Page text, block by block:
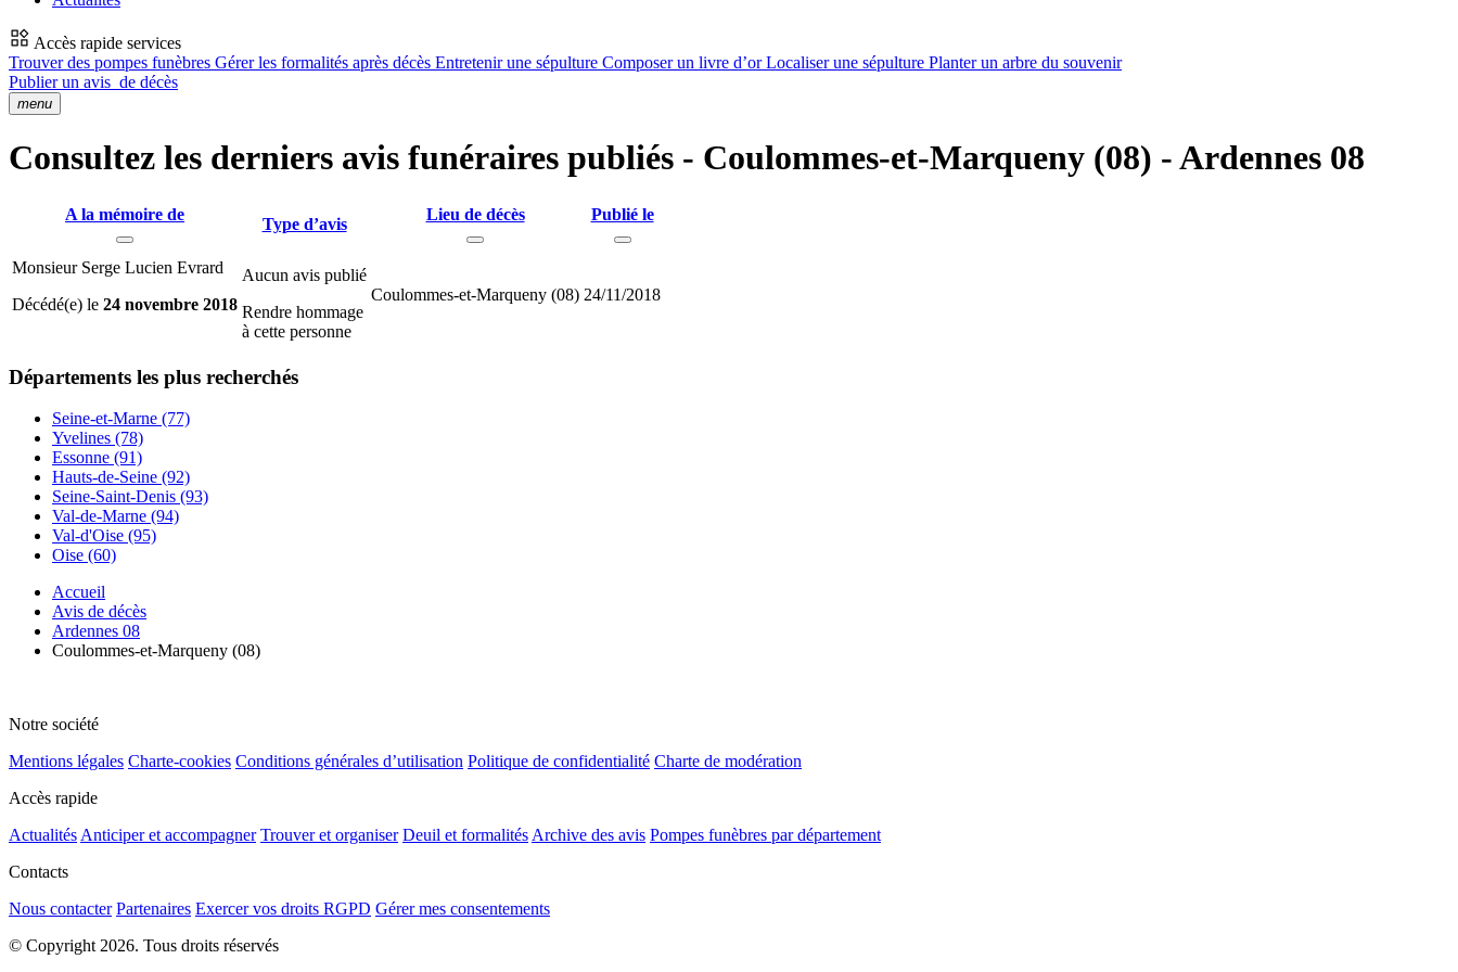
Accès rapide services
Trouver des pompes funèbres Gérer les formalités après décès Entretenir une sépulture Composer un livre d’orLocaliser une sépulture Planter un arbre du souvenir
Publier un avis de décès
menu
Consultez les derniers avis funéraires publiés - Coulommes-et-Marqueny (08) - Ardennes 08
A la mémoire de
Type d’avis
Lieu de décès Publié le
Monsieur Serge Lucien Evrard
Décédé(e) le 24 novembre 2018
Aucun avis publié
Rendre hommage
à cette personne
Coulommes-et-Marqueny (08) 24/11/2018
Départements les plus recherchés
Seine-et-Marne (77)
Yvelines (78)
Essonne (91)
Hauts-de-Seine (92)
Seine-Saint-Denis (93)
Val-de-Marne (94)
Val-d'Oise (95)
Oise (60)
Accueil
Avis de décès
Ardennes 08
Coulommes-et-Marqueny (08)
Notre société
Mentions légales Charte-cookies Conditions générales d’utilisation Politique de confidentialité Charte de modération
Accès rapide
Actualités Anticiper et accompagner Trouver et organiser Deuil et formalités Archive des avis Pompes funèbres par département
Contacts
Nous contacter Partenaires Exercer vos droits RGPD Gérer mes consentements
© Copyright 2026. Tous droits réservés